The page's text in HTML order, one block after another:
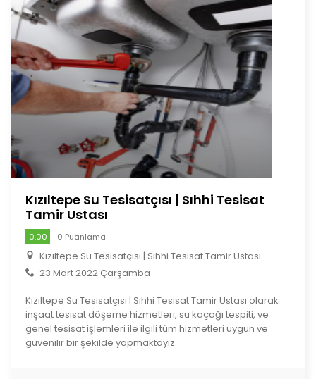
Kızıltepe Su Tesisatçısı | Sıhhi Tesisat
Tamir Ustası
0.00 0 Puanlama
Kızıltepe Su Tesisatçısı | Sıhhi Tesisat Tamir Ustası
23 Mart 2022 Çarşamba
Kızıltepe Su Tesisatçısı | Sıhhi Tesisat Tamir Ustası olarak
inşaat tesisat döşeme hizmetleri, su kaçağı tespiti, ve
genel tesisat işlemleri ile ilgili tüm hizmetleri uygun ve
güvenilir bir şekilde yapmaktayız.